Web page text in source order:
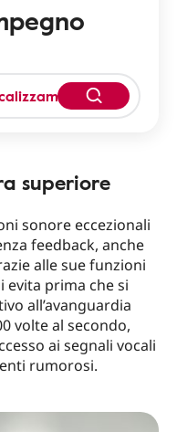
superiore
sonore eccezionali
feedback, anche
alle sue funzioni
evita prima che si
all’avanguardia
volte al secondo,
ai segnali vocali
rumorosi.